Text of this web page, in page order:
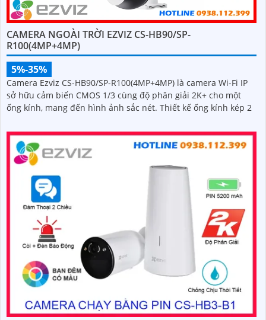
CAMERA NGOÀI TRỜI EZVIZ CS-HB90/SP-
R100(4MP+4MP)
5%-35%
Camera Ezviz CS-HB90/SP-R100(4MP+4MP) là camera Wi-Fi IP
sở hữu cảm biến CMOS 1/3 cùng độ phân giải 2K+ cho một
ống kính, mang đến hình ảnh sắc nét. Thiết kế ống kính kép 2